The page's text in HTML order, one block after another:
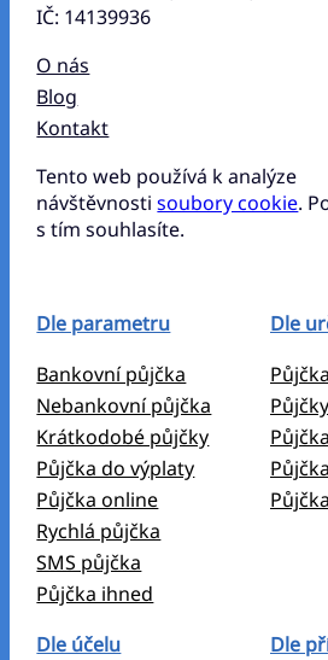
IČ: 14139936
O nás
Blog
Kontakt
Tento web používá k analýze
návštěvnostisoubory cookie.
s tím souhlasíte.
Dle parametru
Bankovní půjčka
Nebankovní půjčka
Krátkodobé půjčky
Půjčka do výplaty
Půjčka online
Rychlá půjčka
SMS půjčka
Půjčka ihned
Dle
Dle účelu
Dle